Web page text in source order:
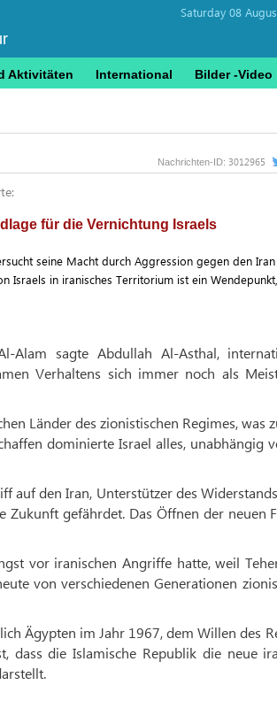
Saturday 08
Aktivitäten International Bilder -Video
Nachrichten-ID: 3012965
für die Vernichtung Israels
seine Macht durch Aggression gegen den Iran
Israels in iranisches Territorium ist ein
Alam sagte Abdullah Al-Asthal,
Verhaltens sich immer noch als
Länder des zionistischen Regimes, was
dominierte Israel alles, unabhängig
auf den Iran, Unterstützer des
gefährdet. Das Öffnen der neuen
vor iranischen Angriffe hatte, weil
von verschiedenen Generationen
Ägypten im Jahr 1967, dem Willen des
dass die Islamische Republik die neue